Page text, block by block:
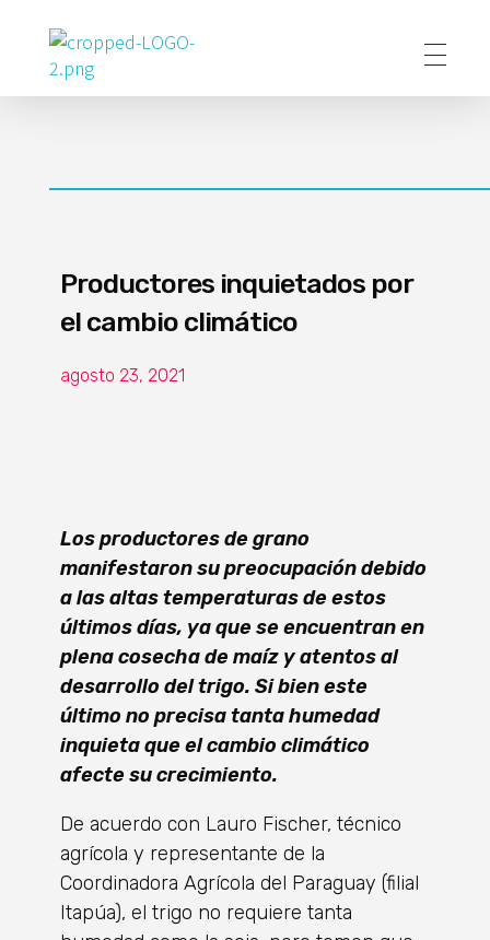
Poder Agropecuario
Productores inquietados por
el cambio climático
agosto 23, 2021
Los productores de grano
manifestaron su preocupación debido
a las altas temperaturas de estos
últimos días, ya que se encuentran en
plena cosecha de maíz y atentos al
desarrollo del trigo. Si bien este
último no precisa tanta humedad
inquieta que el cambio climático
afecte su crecimiento.
De acuerdo con Lauro Fischer, técnico
agrícola y representante de la
Coordinadora Agrícola del Paraguay (filial
Itapúa), el trigo no requiere tanta